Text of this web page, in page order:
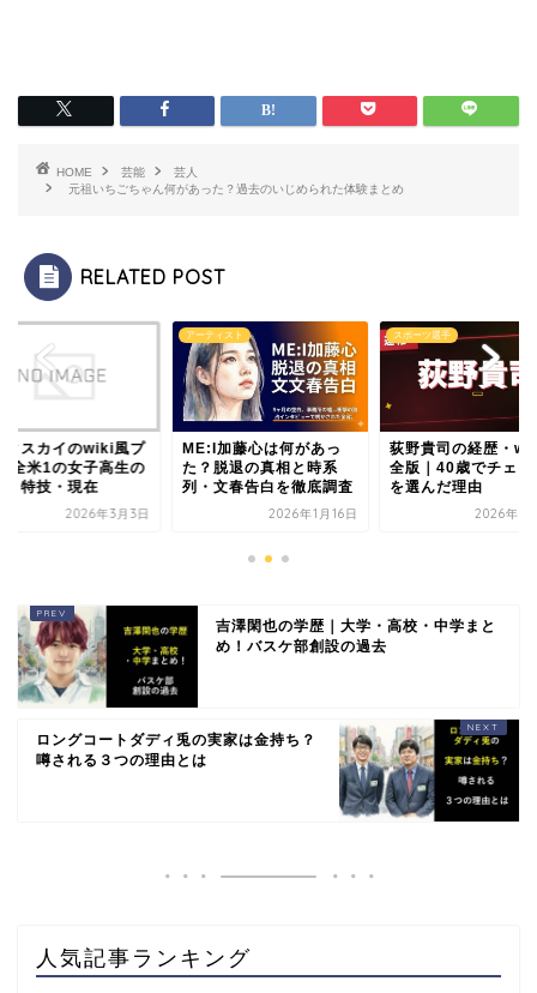
HOME 芸能
芸人
元祖いちごちゃん何があった？過去のいじめられた体験まとめ
RELATED POST
クスカイのwiki風プ
!全米1の女子高生の
・特技・現在
2026年3月3日
アーティスト
ME:I加藤心は何があっ
た？脱退の真相と時系
列・文春告白を徹底調査
2026年1月16日
スポーツ選手
荻野貴司の経歴・
全版｜40歳でチェコ
を選んだ理由
2026年5
吉澤閑也の学歴｜大学・高校・中学まと
め！バスケ部創設の過去
ロングコートダディ兎の実家は金持ち？
噂される３つの理由とは
人気記事ランキング